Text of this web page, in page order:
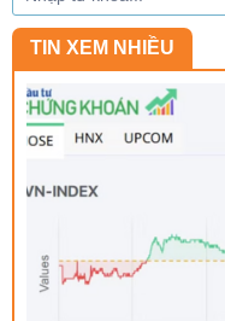
TIN XEM NHIỀU